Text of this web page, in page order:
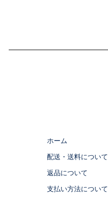
ホーム
配送・送料について
返品について
支払い方法について